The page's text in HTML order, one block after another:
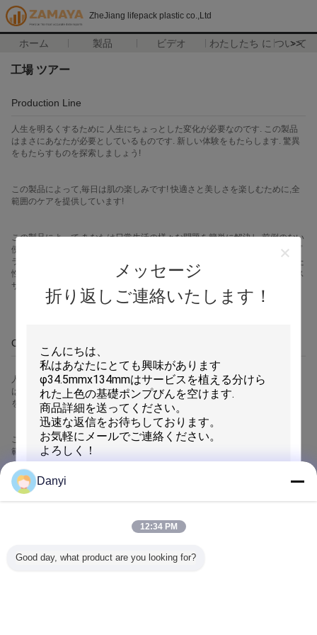
ZheJiang lifepack plastic co.,Ltd
ホーム 製品 ビデオ わたしたち に つい て
>>
メッセージ
折り返しご連絡いたします！
工場 ツアー
Production Line
人生を明るくするために 人生にちょっとした変化が必要なのです. この製品
はまさにあなたが必要としているものです. 新しい体験をもたらします. 驚異
をもたらすものを探索しましょう!
この製品によって,毎日は肌の楽しみです! 快適さと美しさを楽しむために,全
範囲のケアを提供しています!
この製品によって,あなたは日常生活の様々な問題を簡単に解決し,前例のない
便利さを楽しむことができます.この製品はあなたの生活に終わりのないサプ
ライズをもたらします.ユーザー に 分かりやすい インターフェース と 優れた
性能 で 簡単 で 楽しく 使える信頼性の高い品質と 完ぺきなアフターセールス
サービスです
OEM/ODM
人生を明るくするために 人生にちょっとした変化が必要なのです. この製品
はまさにあなたが必要としているものです. 新しい体験をもたらします. 驚異
をもたらすものを探索しましょう!
この製品によって,毎日は肌の楽しみです! 快適さと美しさを楽しむために,全
範囲のケアを提供しています!
この製品によって,あなたは日常生活の様々な問題を簡単に解決し,前例のない
便利さを楽しむことができます.この製品はあなたの生活に終わりのないサプ
性能 で 簡単 で 楽しく 使える信頼性の高い品質と 完ぺきなアフターセールス
R&D
Danyi
12:34 PM
Good day, what product are you looking for?